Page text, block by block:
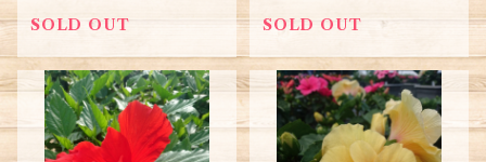
SOLD OUT
SOLD OUT